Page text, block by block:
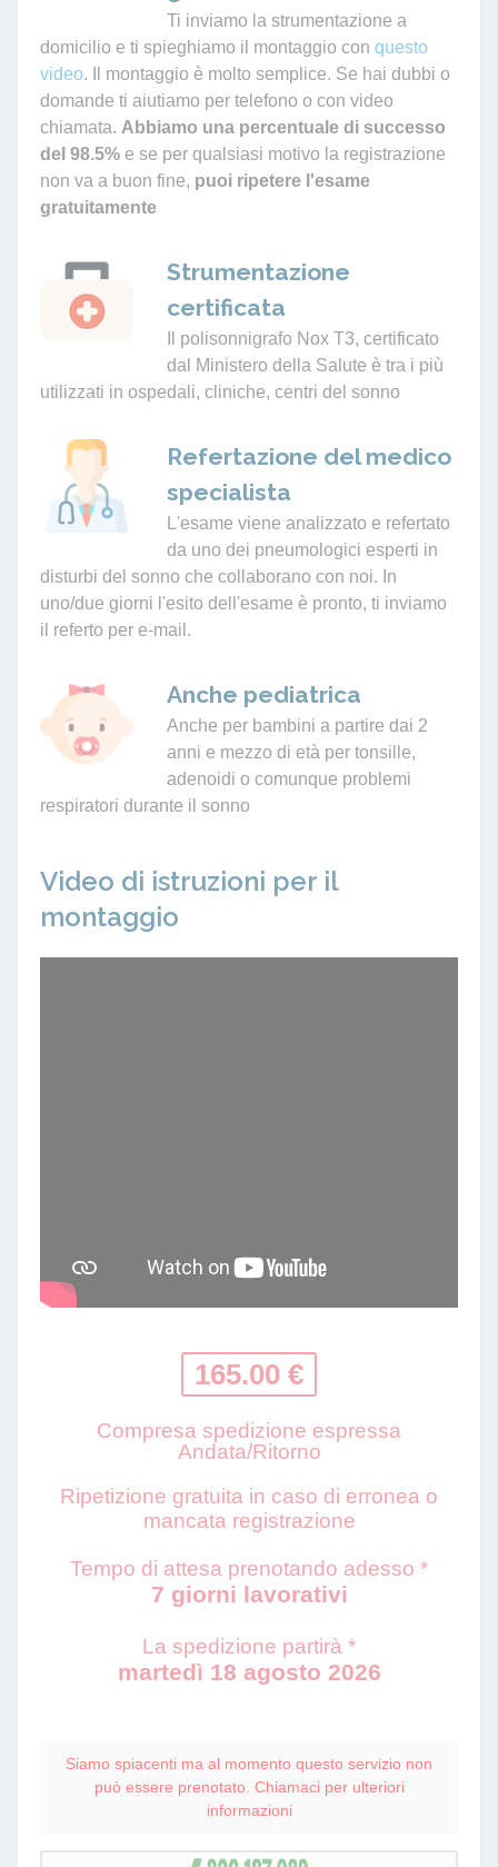
Ti inviamo la strumentazione a
domicilio e ti spieghiamo il montaggio con questo
video. Il montaggio è molto semplice. Se hai dubbi o
domande ti aiutiamo per telefono o con video
chiamata. Abbiamo una percentuale di successo
del 98.5% e se per qualsiasi motivo la registrazione
non va a buon fine, puoi ripetere l'esame
gratuitamente
Strumentazione
certificata
Il polisonnigrafo Nox T3, certificato
dal Ministero della Salute è tra i più
utilizzati in ospedali, cliniche, centri del sonno
Refertazione del medico
specialista
L'esame viene analizzato e refertato
da uno dei pneumologici esperti in
disturbi del sonno che collaborano con noi. In
uno/due giorni l'esito dell'esame è pronto, ti inviamo
il referto per e-mail.
Anche pediatrica
Anche per bambini a partire dai 2
anni e mezzo di età per tonsille,
adenoidi o comunque problemi
respiratori durante il sonno
Video di istruzioni per il
montaggio
165.00 €
Compresa spedizione espressa
Andata/Ritorno
Ripetizione gratuita in caso di erronea o
mancata registrazione
Tempo di attesa prenotando adesso *
7 giorni lavorativi
La spedizione partirà *
martedì 18 agosto 2026
Siamo spiacenti ma al momento questo servizio non
può essere prenotato. Chiamaci per ulteriori
informazioni